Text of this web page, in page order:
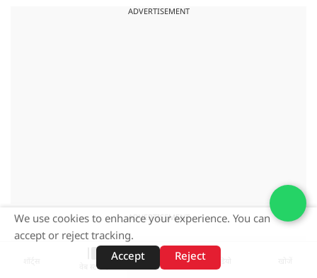
ADVERTISEMENT
ADVERTISEMENT
वेब स्टोरीज़
We use cookies to enhance your experience. You can
accept or reject tracking.
Accept
Reject